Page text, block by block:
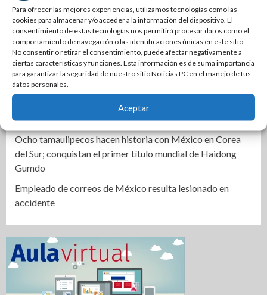
Para ofrecer las mejores experiencias, utilizamos tecnologías como las
cookies para almacenar y/o acceder a la información del dispositivo. El
consentimiento de estas tecnologías nos permitirá procesar datos como el
comportamiento de navegación o las identificaciones únicas en este sitio.
No consentir o retirar el consentimiento, puede afectar negativamente a
ciertas características y funciones. Esta información es de suma importancia
para garantizar la seguridad de nuestro sitio Noticias PC en el manejo de tus
datos personales.
Aceptar
Impulsa Tamaulipas exportación de productos locales con
programa “De Tamaulipas para Texas, exportar también
es para ti”
Instala Sector Salud Comité Estatal de Calidad en Salud
para garantizar un trato digno y humanitario a los
pacientes
Promueve CEDES Altamira reinserción social con
exposición y venta de artesanías “OVNI-CEDES”
Ocho tamaulipecos hacen historia con México en Corea
del Sur; conquistan el primer título mundial de Haidong
Gumdo
Empleado de correos de México resulta lesionado en
accidente